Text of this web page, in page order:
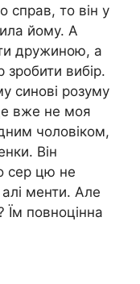
справ, то він у
йому. А
дружиною, а
вибір.
синові розуму
вже не моя
чоловіком,
Він
сер цю не
менти. Але
Їм повноцінна